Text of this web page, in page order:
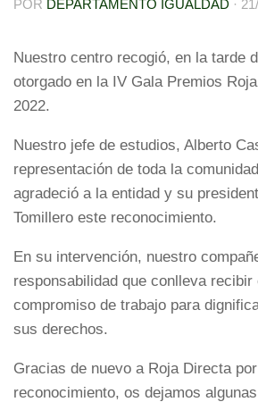
POR DEPARTAMENTO IGUALDAD ·
Nuestro centro recogió, en la tarde
otorgado en la IV Gala Premios
2022.
Nuestro jefe de estudios, Alberto
representación de toda la
agradeció a la entidad y su
Tomillero este reconocimiento.
En su intervención, nuestro
responsabilidad que conlleva
compromiso de trabajo para
sus derechos.
Gracias de nuevo a Roja Directa
reconocimiento, os dejamos